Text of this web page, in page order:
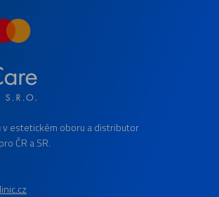
estetickém oboru a distributor
ČR a SR.